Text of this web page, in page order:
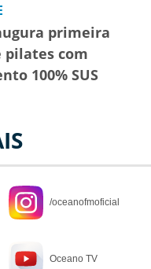
primeira
pilates com
100% SUS
/oceanofmoficial
Oceano TV